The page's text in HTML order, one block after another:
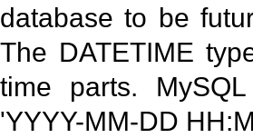
database to be
The DATETIME
time parts.
'YYYY-MM-DD